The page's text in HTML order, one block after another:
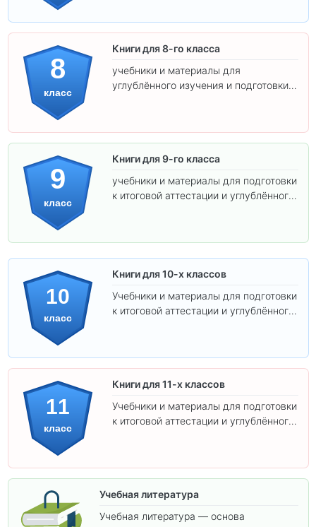
8
класс
Книги для 8-го класса
учебники и материалы для
углублённого изучения и подготовки к
9
класс
Книги для 9-го класса
учебники и материалы для подготовки
к итоговой аттестации и углублённого
10
класс
Книги для 10-х классов
Учебники и материалы для подготовки
к итоговой аттестации и углублённого
11
класс
Книги для 11-х классов
Учебники и материалы для подготовки
к итоговой аттестации и углублённого
Учебная литература
Учебная литература — основа